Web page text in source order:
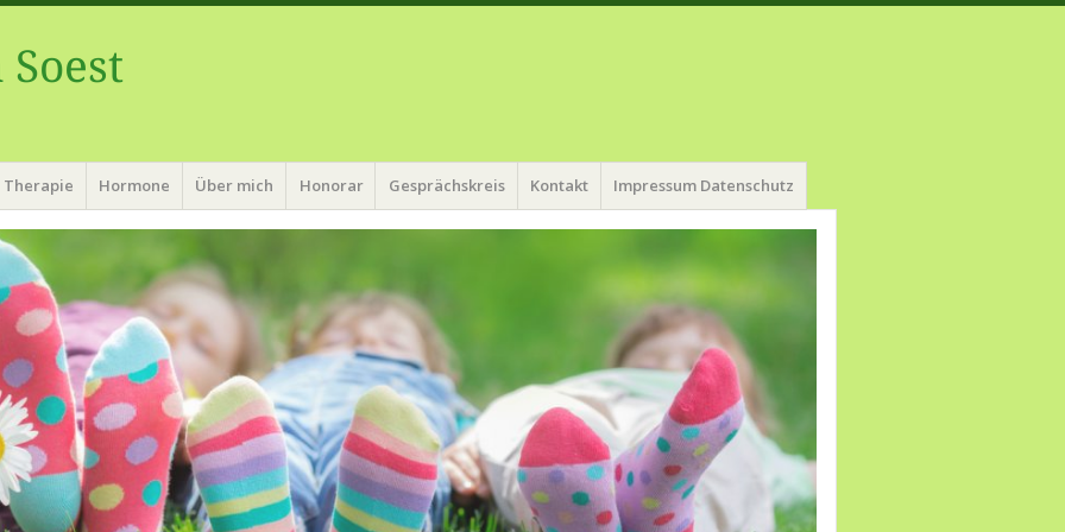
Therapie Hormone Über mich Honorar Gesprächskreis Kontakt Impressum Datenschutz